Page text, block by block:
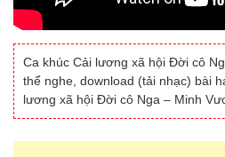
Ca khúc Cải lương xã hội Đời cô
thể nghe, download (tải nhạc) bài
lương xã hội Đời cô Nga – Minh